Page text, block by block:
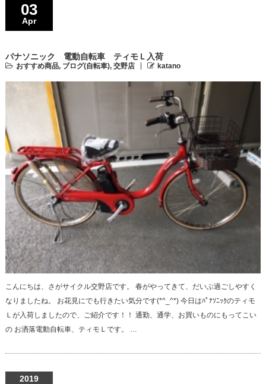
03
Apr
パナソニック 電動自転車 ティモＬ入荷
おすすめ商品, ブログ(自転車), 交野店 katano
こんにちは、さがサイクル交野店です。 春がやってきて、だいぶ過ごしやすく
なりましたね。 お花見にでも行きたい気分です(*^_^*) 今日はﾊﾟﾅｿﾆｯｸのティモ
Ｌが入荷しましたので、ご紹介です！！ 通勤、通学、お買いものにもってこい
の お洒落電動自転車、ティモＬです。 …
2019